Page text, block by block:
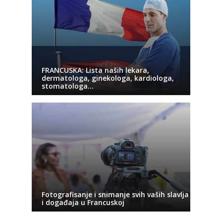
FRANCUSKA: Lista naših lekara,
dermatologa, ginekologa, kardiologa,
stomatologa…
Fotografisanje i snimanje svih vaših slavlja
i događaja u Francuskoj